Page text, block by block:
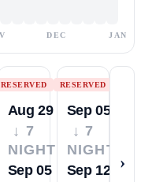
DEC JAN
RESERVED
Aug 29
↓ 7
NIGHTS
Sep 05
RESERVED
Sep 05
↓ 7
NIGHTS
Sep 12
›